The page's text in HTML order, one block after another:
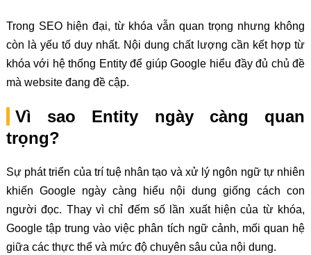
Trong SEO hiện đại, từ khóa vẫn quan trọng nhưng không
còn là yếu tố duy nhất. Nội dung chất lượng cần kết hợp từ
khóa với hệ thống Entity để giúp Google hiểu đầy đủ chủ đề
mà website đang đề cập.
Vì sao Entity ngày càng quan
trọng?
Sự phát triển của trí tuệ nhân tạo và xử lý ngôn ngữ tự nhiên
khiến Google ngày càng hiểu nội dung giống cách con
người đọc. Thay vì chỉ đếm số lần xuất hiện của từ khóa,
Google tập trung vào việc phân tích ngữ cảnh, mối quan hệ
giữa các thực thể và mức độ chuyên sâu của nội dung.